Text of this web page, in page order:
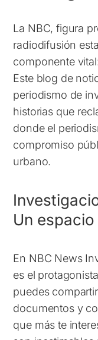
La NBC, figura
radiodifusión
componente
Este blog de
periodismo de
historias que
donde el
compromiso
urbano.
Un
En NBC News
es el
puedes
documentos y
que más te